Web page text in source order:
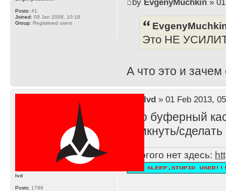
Это НЕ
А что это и
Posts: 41
Joined: 09 Jan 2008, 10:18
Group: Registered users
lvd» 01 Feb 2013,
Это буферный
замкнуть/
Многого нет здесь:
lvd
Posts: 1786